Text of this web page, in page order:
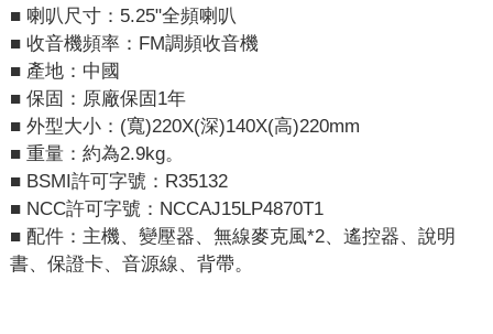
■ 喇叭尺寸：5.25"全頻喇叭
■ 收音機頻率：FM調頻收音機
■ 產地：中國
■ 保固：原廠保固1年
■ 外型大小：(寬)220X(深)140X(高)220mm
■ 重量：約為2.9kg。
■ BSMI許可字號：R35132
■ NCC許可字號：NCCAJ15LP4870T1
■ 配件：主機、變壓器、無線麥克風*2、遙控器、說明
書、保證卡、音源線、背帶。